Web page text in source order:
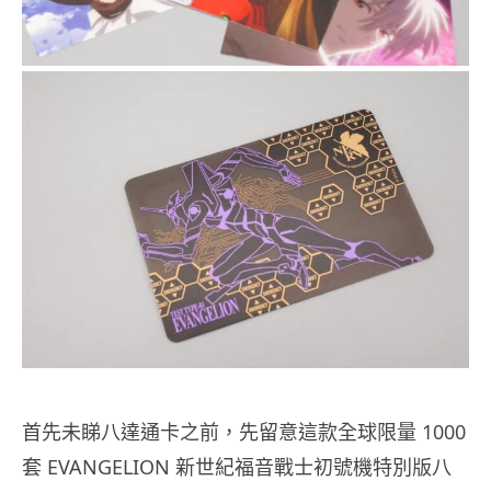
首先未睇八達通卡之前，先留意這款全球限量 1000
套 EVANGELION 新世紀福音戰士初號機特別版八